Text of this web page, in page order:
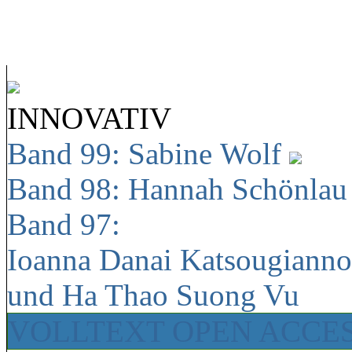
INNOVATIV
Band 99: Sabine Wolf
Band 98: Hannah
Band 97:
Ioanna Danai
und Ha Thao Suong Vu